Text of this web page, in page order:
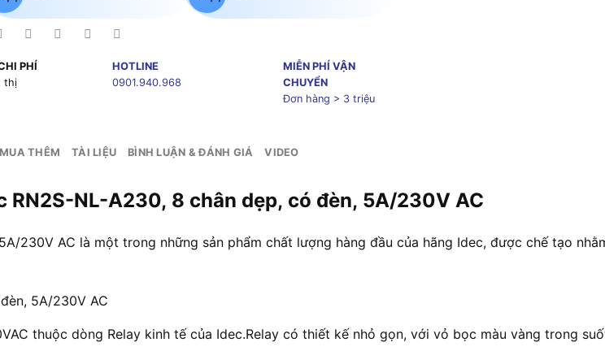
PHÍ
thị
HOTLINE
0901.940.968
MIỄN PHÍ VẬN
CHUYỂN
Đơn hàng > 3 triệu
THÊM TÀI LIỆU BÌNH LUẬN & ĐÁNH GIÁ VIDEO
RN2S-NL-A230, 8 chân dẹp, có đèn, 5A/230V AC
230V AC là một trong những sản phẩm chất lượng hàng đầu của hãng Idec, được chế tạo
5A/230V AC
thuộc dòng Relay kinh tế của Idec.Relay có thiết kế nhỏ gọn, với vỏ bọc màu vàng trong